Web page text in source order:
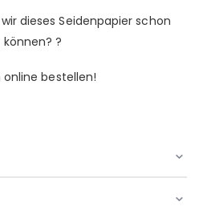
dieses Seidenpapier schon
?
bestellen!